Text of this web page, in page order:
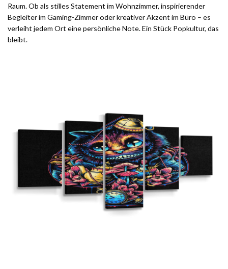
Raum. Ob als stilles Statement im Wohnzimmer, inspirierender
Begleiter im Gaming-Zimmer oder kreativer Akzent im Büro – es
verleiht jedem Ort eine persönliche Note. Ein Stück Popkultur, das
bleibt.